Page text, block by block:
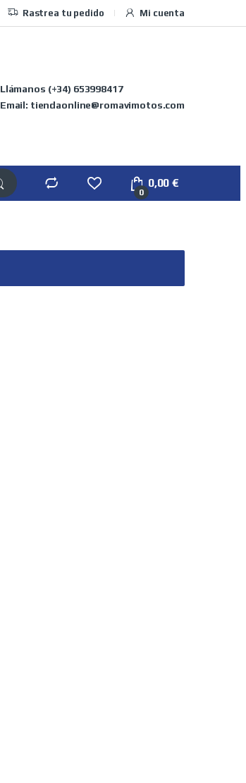
Rastrea tu pedido Mi cuenta
Llámanos (+34) 653998417
Email: tiendaonline@romavimotos.com
0
0,00€